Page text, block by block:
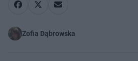
Zofia Dąbrowska